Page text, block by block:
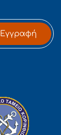
Εγγραφή